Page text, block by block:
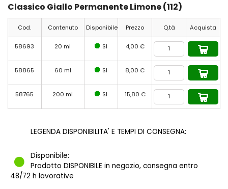
Classico Giallo Permanente Limone (112)
Cod. Contenuto Disponibile Prezzo Q.tà Acquista
58693 20 ml SI 4,00 €
58865 60 ml SI 8,00 €
58765 200 ml SI 15,80 €
LEGENDA DISPONIBILITA' E TEMPI DI CONSEGNA:
Disponibile:
Prodotto DISPONIBILE in negozio, consegna entro
48/72 h lavorative